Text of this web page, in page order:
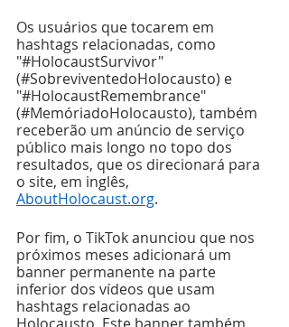
Os usuários que tocarem em
hashtags relacionadas, como
"#HolocaustSurvivor"
(#SobreviventedoHolocausto) e
"#HolocaustRemembrance"
(#MemóriadoHolocausto), também
receberão um anúncio de serviço
público mais longo no topo dos
resultados, que os direcionará para
o site, em inglês,
AboutHolocaust.org.
Por fim, o TikTok anunciou que nos
próximos meses adicionará um
banner permanente na parte
inferior dos vídeos que usam
hashtags relacionadas ao